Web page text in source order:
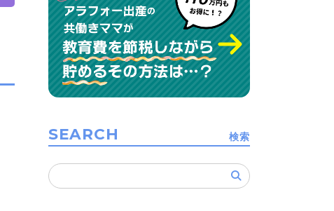
SEARCH 検索
検
索: